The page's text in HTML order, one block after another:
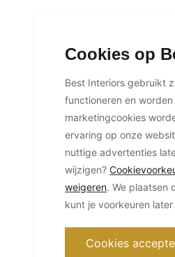
Cookies op
Best Interiors gebruikt
functioneren en
marketingcookies
ervaring op onze
nuttige advertenties
wijzigen?
weigeren. We plaatsen
kunt je voorkeuren
Cookies